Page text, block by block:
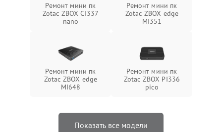
Ремонт мини пк
Zotac ZBOX CI337
nano
Ремонт мини пк
Zotac ZBOX edge
MI351
Ремонт мини пк
Zotac ZBOX edge
MI648
Ремонт мини пк
Zotac ZBOX PI336
pico
Показать все модели